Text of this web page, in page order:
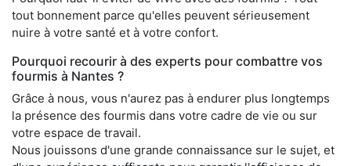
tout bonnement parce qu'elles peuvent sérieusement
nuire à votre santé et à votre confort.
Pourquoi recourir à des experts pour combattre vos
fourmis à Nantes ?
Grâce à nous, vous n'aurez pas à endurer plus longtemps
la présence des fourmis dans votre cadre de vie ou sur
votre espace de travail.
Nous jouissons d'une grande connaissance sur le sujet, et